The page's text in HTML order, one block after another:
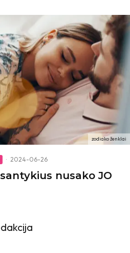
zodiako ženklai
· 2024-06-26
nusako JO